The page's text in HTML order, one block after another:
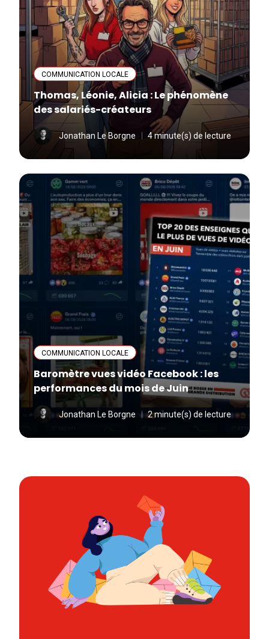
COMMUNICATION LOCALE
Thomas, Léonie, Alicia : Le phénomène
des salariés-créateurs
Jonathan Le Borgne 4 minute(s) de lecture
COMMUNICATION LOCALE
Baromètre vues vidéo Facebook : les
performances du mois de Juin
Jonathan Le Borgne 2 minute(s) de lecture